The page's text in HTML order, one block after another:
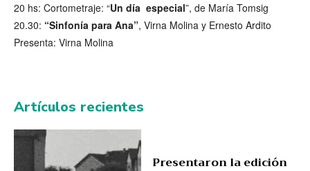
20 hs: Cortometraje: “Un día especial”, de María Tomsig
20.30: “Sinfonía para Ana”, Virna Molina y Ernesto Ardito
Presenta: Virna Molina
Artículos recientes
Presentaron la edición